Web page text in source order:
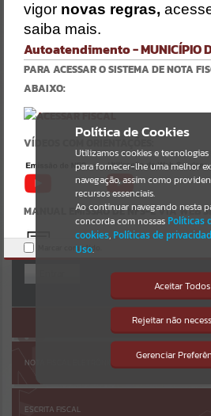
Resultados para
Portais
Por favor,
NOTÍCIAS
Por favor,
Por favor,
AUTOATENDIMENTO
Cadastre-se|Recuperar
ACESSAR SEM
NOTA FISCAL ELETRÔNICA
ESCRITA FISCAL
Política de Cookies
Utilizamos cookies e
para fornecer-lhe uma melhor
navegação, assim como
recursos essenciais.
Ao continuar navegando nesta
concorda com nossas Políticas
cookies, Políticas de
Uso.
Aceitar Todos
Rejeitar não
Gerenciar
Isto significa que diversos
providenciados poderão não
vigor novas regras,
saiba mais.
Autoatendimento - MUNICÍPIO
PARA ACESSAR O SISTEMA DE NOTA
ABAIXO:
VÍDEOS COM ORIENTAÇÕES:
MANUAL EMISSÃO DE NFS-E VIA WEB
URL DO WEB SERVICE:
https://ws-modelo.atende.net:7443/?
pg=rest&service=WNERestServiceNFSe
Marcar como lido.
Gerenciamento do Sistema
Ocorreu um erro de script:
Uncaught SyntaxError: Unexpected token
https://inhacora.atende.net/cidadao/
Verificar Mais Detalhes